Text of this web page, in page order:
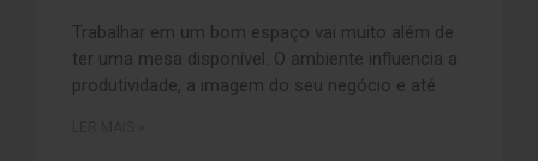
Trabalhar em um bom espaço vai muito além de
ter uma mesa disponível. O ambiente influencia a
produtividade, a imagem do seu negócio e até